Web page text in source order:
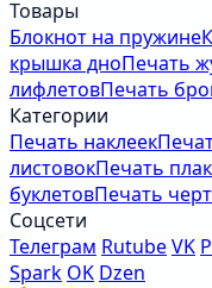
Товары
Блокнот на пружине
крышка дноПечать
лифлетовПечать
Категории
Печать наклеек
листовокПечать
буклетовПечать
Соцсети
Телеграм RutubeVK
Spark OK Dzen